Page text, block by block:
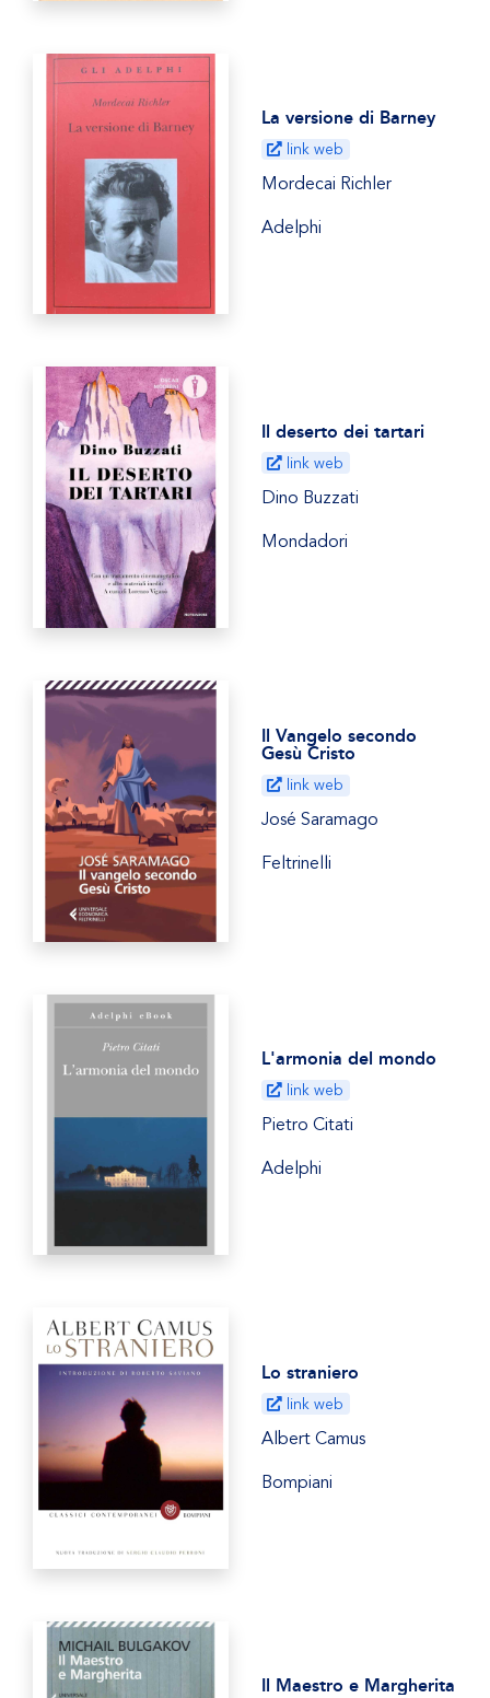
La versione di Barney
link web
Mordecai Richler
Adelphi
Il deserto dei tartari
link web
Dino Buzzati
Mondadori
Il Vangelo secondo
Gesù Cristo
link web
José Saramago
Feltrinelli
L'armonia del mondo
link web
Pietro Citati
Adelphi
Lo straniero
link web
Albert Camus
Bompiani
Il Maestro e Margherita